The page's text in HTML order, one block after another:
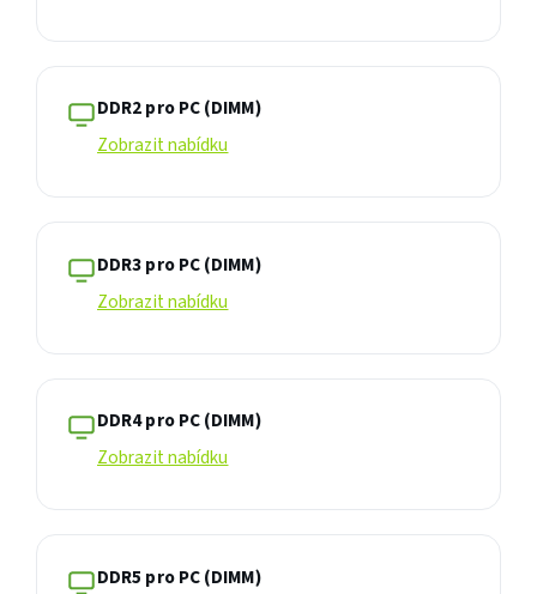
DDR2 pro PC (DIMM)
Zobrazit nabídku
DDR3 pro PC (DIMM)
Zobrazit nabídku
DDR4 pro PC (DIMM)
Zobrazit nabídku
DDR5 pro PC (DIMM)